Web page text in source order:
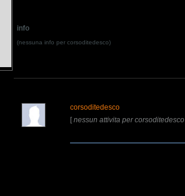
info
(nessuna info per corsoditedesco)
corsoditedesco
[ nessun attivita per corsoditedesco